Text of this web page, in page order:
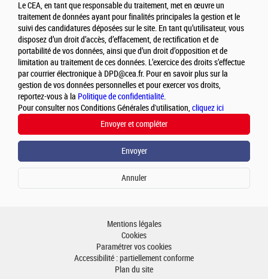
Le CEA, en tant que responsable du traitement, met en œuvre un
traitement de données ayant pour finalités principales la gestion et le
suivi des candidatures déposées sur le site. En tant qu’utilisateur, vous
disposez d’un droit d’accès, d’effacement, de rectification et de
portabilité de vos données, ainsi que d’un droit d’opposition et de
limitation au traitement de ces données. L’exercice des droits s’effectue
par courrier électronique à DPD@cea.fr. Pour en savoir plus sur la
gestion de vos données personnelles et pour exercer vos droits,
reportez-vous à la Politique de confidentialité.
Pour consulter nos Conditions Générales d'utilisation, cliquez ici
Mentions légales
Cookies
Paramétrer vos cookies
Accessibilité : partiellement conforme
Plan du site